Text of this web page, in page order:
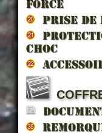
force
PRISE DE
CHOC
PIGNON
PAPIER B...